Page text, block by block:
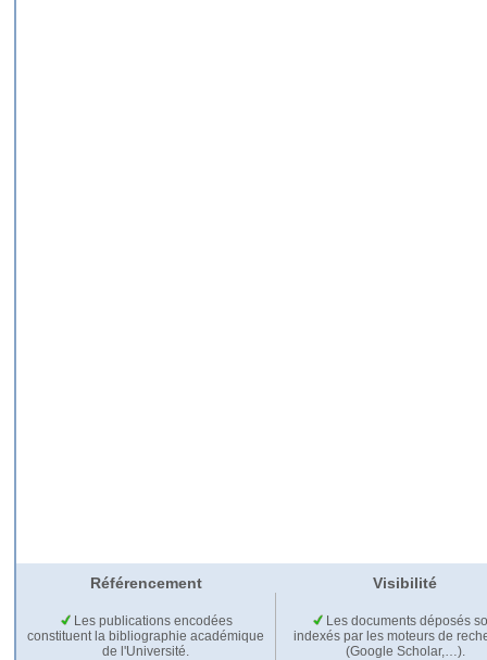
Référencement Visibilité
Les publications encodées
constituent la bibliographie académique
de l'Université.
Les documents déposés
indexés par les moteurs de
(Google Scholar,…).